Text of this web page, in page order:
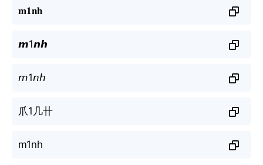
𝐦𝟏𝐧𝐡
𝙢1𝙣𝙝
𝘮1𝘯𝘩
爪1几卄
m1nh